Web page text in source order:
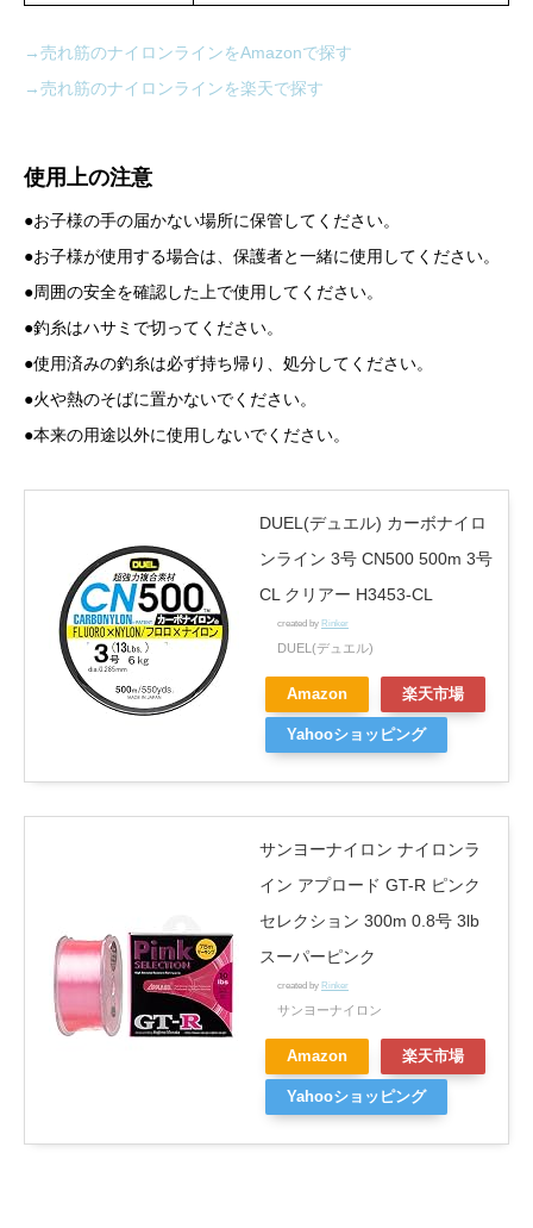
→売れ筋のナイロンラインをAmazonで探す
→売れ筋のナイロンラインを楽天で探す
使用上の注意
●お子様の手の届かない場所に保管してください。
●お子様が使用する場合は、保護者と一緒に使用してください。
●周囲の安全を確認した上で使用してください。
●釣糸はハサミで切ってください。
●使用済みの釣糸は必ず持ち帰り、処分してください。
●火や熱のそばに置かないでください。
●本来の用途以外に使用しないでください。
DUEL(デュエル) カーボナイロ
ンライン 3号 CN500 500m 3号
CL クリアー H3453-CL
created by Rinker
DUEL(デュエル)
Amazon 楽天市場
Yahooショッピング
サンヨーナイロン ナイロンラ
イン アプロード GT-R ピンク
セレクション 300m 0.8号 3lb
スーパーピンク
created by Rinker
サンヨーナイロン
Amazon 楽天市場
Yahooショッピング